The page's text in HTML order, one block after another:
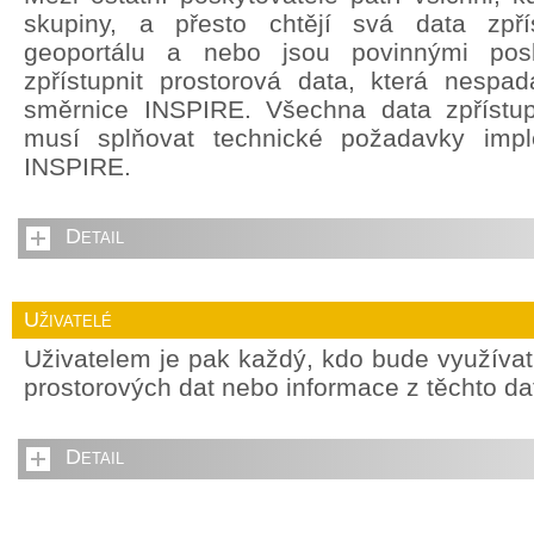
skupiny, a přesto chtějí svá data
geoportálu a nebo jsou povinnými
zpřístupnit prostorová data, která
směrnice INSPIRE. Všechna data
musí splňovat technické požadavky
INSPIRE.
Detail
Uživatelé
Uživatelem je pak každý, kdo bude
prostorových dat nebo informace z těchto
Detail